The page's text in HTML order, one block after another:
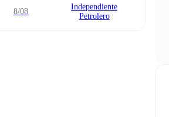
8/08
Independiente
Petrolero